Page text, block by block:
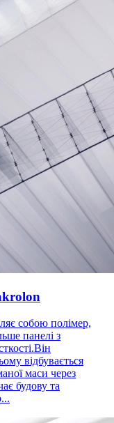
собою полімер,
панелі з
відбувається
маси через
будову та